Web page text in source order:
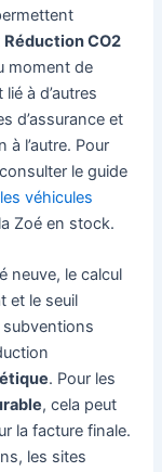
Réduction CO2
moment de
à d’autres
d’assurance et
à l’autre. Pour
le guide
véhicules
Zoé en stock.
neuve, le calcul
et le seuil
subventions
. Pour les
, cela peut
la facture finale.
les sites